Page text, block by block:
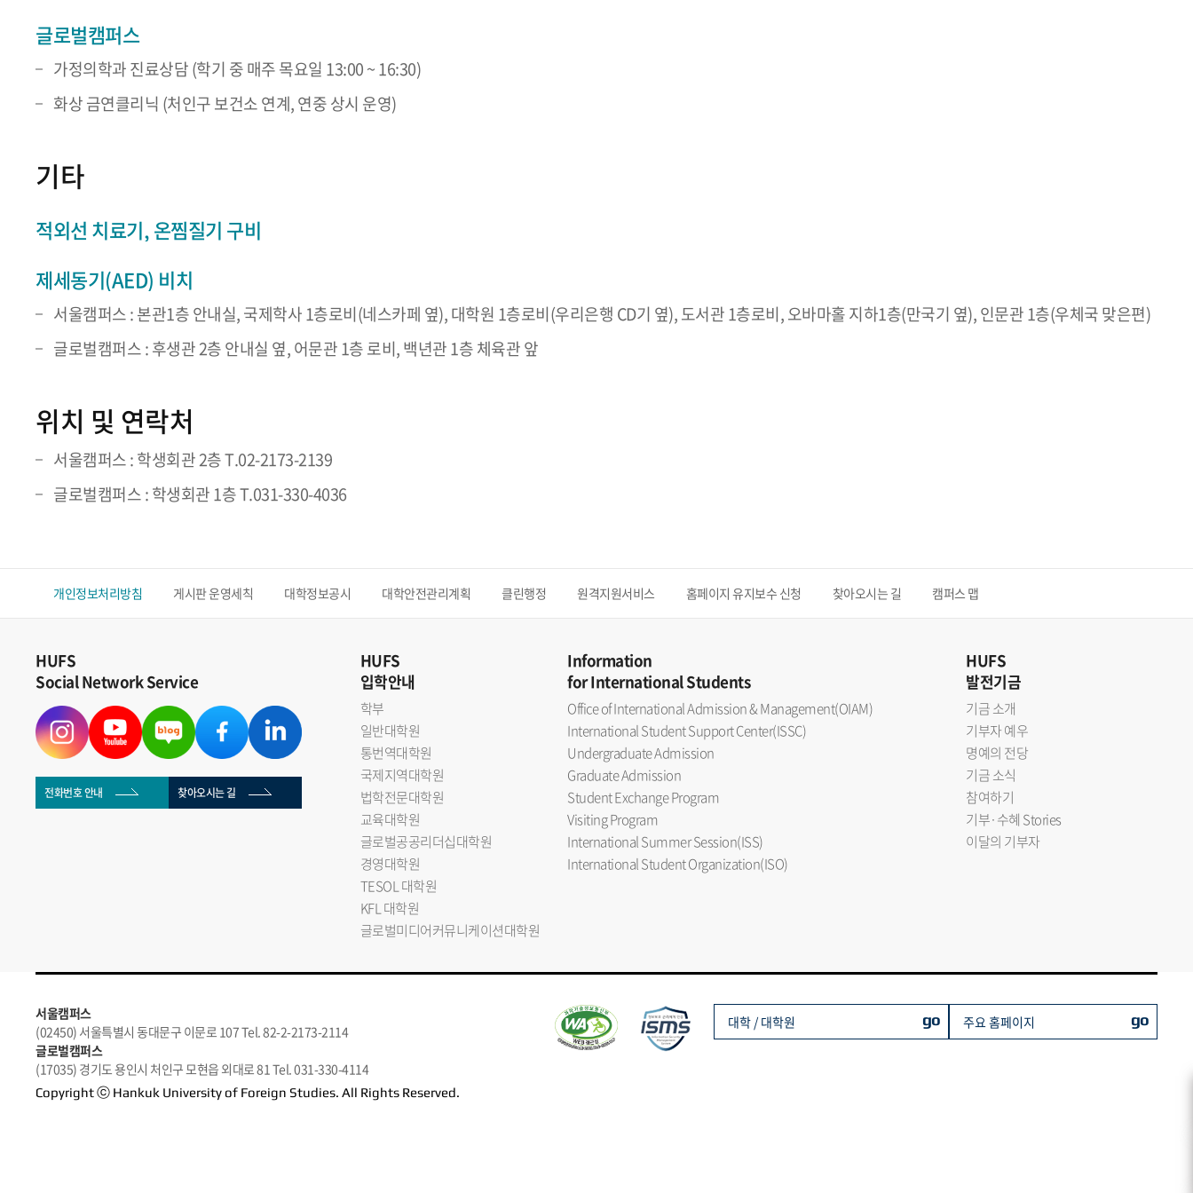
글로벌캠퍼스
가정의학과 진료상담 (학기 중 매주 목요일 13:00 ~ 16:30)
화상 금연클리닉 (처인구 보건소 연계, 연중 상시 운영)
기타
적외선 치료기, 온찜질기 구비
제세동기(AED) 비치
서울캠퍼스 : 본관1층 안내실, 국제학사 1층로비(네스카페 옆), 대학원 1층로비(우리은행 CD기 옆), 도서관 1층로비, 오바마홀 지하1층(만국기 옆), 인문관 1층(우체국 맞은편)
글로벌캠퍼스 : 후생관 2층 안내실 옆, 어문관 1층 로비, 백년관 1층 체육관 앞
위치 및 연락처
서울캠퍼스 : 학생회관 2층 T.02-2173-2139
글로벌캠퍼스 : 학생회관 1층 T.031-330-4036
개인정보처리방침 게시판 운영세칙 대학정보공시 대학안전관리계획 클린행정 원격지원서비스 홈페이지 유지보수 신청 찾아오시는 길 캠퍼스 맵
HUFS
Social Network Service
전화번호 안내 찾아오시는 길
HUFS
입학안내
학부
일반대학원
통번역대학원
국제지역대학원
법학전문대학원
교육대학원
글로벌공공리더십대학원
경영대학원
TESOL 대학원
KFL 대학원
글로벌미디어커뮤니케이션대학원
Information
for International Students
Office of International Admission & Management(OIAM)
International Student Support Center(ISSC)
Undergraduate Admission
Graduate Admission
Student Exchange Program
Visiting Program
International Summer Session(ISS)
International Student Organization(ISO)
HUFS
발전기금
기금 소개
기부자 예우
명예의 전당
기금 소식
참여하기
기부·수혜 Stories
이달의 기부자
서울캠퍼스
(02450) 서울특별시 동대문구 이문로 107 Tel. 82-2-2173-2114
글로벌캠퍼스
(17035) 경기도 용인시 처인구 모현읍 외대로 81 Tel. 031-330-4114
Copyright ⓒ Hankuk University of Foreign Studies. All Rights Reserved.
대학 / 대학원 go 주요 홈페이지 go